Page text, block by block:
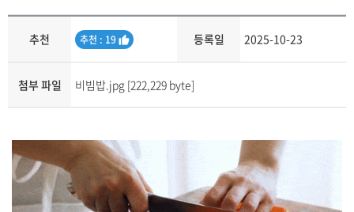
추천
추
추천 : 19 등록일 2025-10-23
첨부 파일 비빔밥.jpg [222,229 byte]